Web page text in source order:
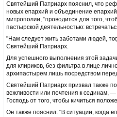
Святейший Патриарх пояснил, что
новых епархий и объединение
митрополии, "проводится для того,
пастырской деятельностью:
"Нам следует жить заботами людей,
Святейший Патриарх.
Для успешного выполнения этой
для клириков, без фильтра в лице
архипастырем лишь посредством
Святейший Патриарх призвал также
вежливости или почтения к сединам,
Господь от того, чтобы кичиться
Он также пояснил: "В ситуации, когда